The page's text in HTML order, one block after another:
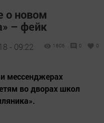
о новом
– фейк
- 09:22 1606 0 0
мессенджерах
во дворах школ